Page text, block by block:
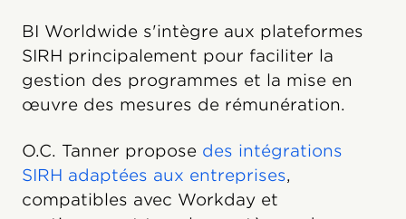
BI Worldwide s'intègre aux plateformes
SIRH principalement pour faciliter la
gestion des programmes et la mise en
œuvre des mesures de rémunération.
O.C. Tanner propose des intégrations
SIRH adaptées aux entreprises,
compatibles avec Workday et